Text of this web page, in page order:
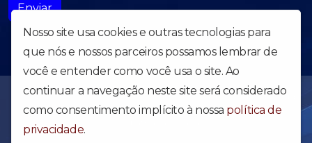
Enviar
Nosso site usa cookies e outras tecnologias para
que nós e nossos parceiros possamos lembrar de
você e entender como você usa o site. Ao
continuar a navegação neste site será considerado
como consentimento implícito à nossa política de
privacidade.
Uma obra forte para abalar o Brasil e o Mundo - Web Rádio da
Igreja Apostólica Reino dos Céus. Acesse e confira nossa